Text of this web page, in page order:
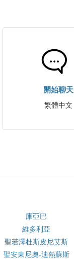
開始聊天
繁體中文
庫亞巴
維多利亞
聖若澤杜斯皮尼艾斯
聖安東尼奧-迪熱蘇斯